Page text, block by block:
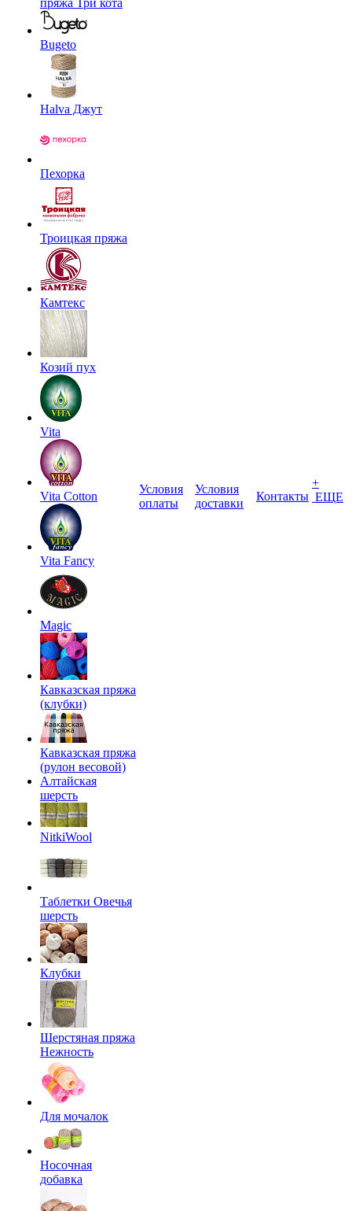
пряжа Три кота
Bugeto
Halva Джут
Пехорка
Троицкая пряжа
Камтекс
Козий пух
Vita
Vita Cotton
Vita Fancy
Magic
Кавказская пряжа
(клубки)
Кавказская пряжа
(рулон весовой)
Алтайская
шерсть
NitkiWool
Таблетки Овечья
шерсть
Клубки
Шерстяная пряжа
Нежность
Для мочалок
Носочная
добавка
Условия
оплаты
Условия
доставки
Контакты
+
ЕЩЕ